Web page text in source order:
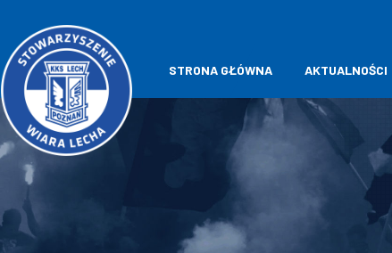
STRONA GŁÓWNA AKTUALNOŚCI